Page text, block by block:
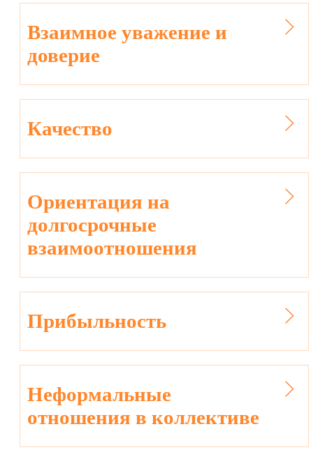
Взаимное уважение и
доверие
Качество
Ориентация на
долгосрочные
взаимоотношения
Прибыльность
Неформальные
отношения в коллективе